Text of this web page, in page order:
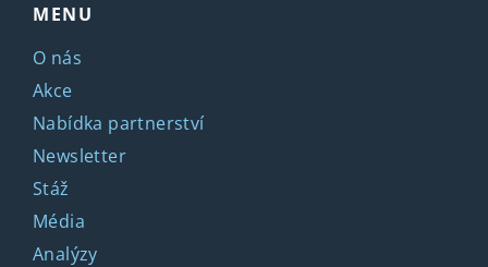
MENU
O nás
Akce
Nabídka partnerství
Newsletter
Stáž
Média
Analýzy